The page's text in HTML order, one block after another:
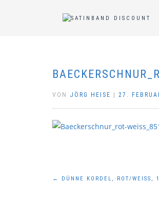
VON JÖRG HEISE 27.
← DÜNNE KORDEL, ROT/WEISS, 1